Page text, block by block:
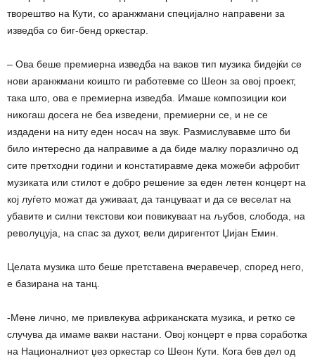
творештво на Кути, со аранжмани специјално направени за
изведба со биг-бенд оркестар.
– Ова беше премиерна изведба на ваков тип музика бидејќи се
нови аранжмани коишто ги работевме со Шеон за овој проект,
така што, ова е премиерна изведба. Имаше композиции кои
никогаш досега не беа изведени, премиерни се, и не се
издадени на ниту еден носач на звук. Размислувавме што би
било интересно да направиме а да биде малку поразлично од
сите претходни години и констатиравме дека можеби афробит
музиката или стилот е добро решение за еден летен концерт на
кој луѓето можат да уживаат, да танцуваат и да се веселат на
убавите и силни текстови кои повикуваат на љубов, слобода, на
револуцуја, на спас за духот, вели диригентот Џијан Емин.
Целата музика што беше претставена вчеравечер, според него,
е базирана на танц.
-Мене лично, ме привлекува африканската музика, и ретко се
случува да имаме вакви настани. Овој концерт е прва соработка
на Националниот џез оркестар со Шеон Кути. Кога бев дел од